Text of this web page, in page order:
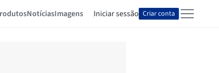
NotíciasImagens Iniciar sessão Criar conta